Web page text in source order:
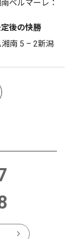
ベルマーレ：
後の快勝
南 5 – 2新潟